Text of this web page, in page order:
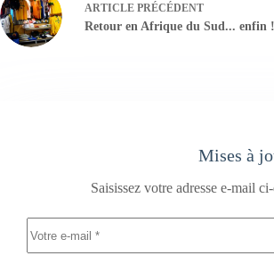
ARTICLE PRÉCÉDENT
Retour en Afrique du Sud... enfin !
Mises à
Saisissez votre adresse e-mail